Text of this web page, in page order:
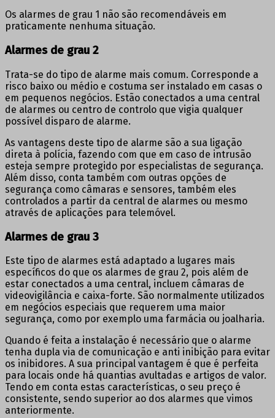
Os alarmes de grau 1 não são recomendáveis em
praticamente nenhuma situação.
Alarmes de grau 2
Trata-se do tipo de alarme mais comum. Corresponde a
risco baixo ou médio e costuma ser instalado em casas o
em pequenos negócios. Estão conectados a uma central
de alarmes ou centro de controlo que vigia qualquer
possível disparo de alarme.
As vantagens deste tipo de alarme são a sua ligação
direta à polícia, fazendo com que em caso de intrusão
esteja sempre protegido por especialistas de segurança.
Além disso, conta também com outras opções de
segurança como câmaras e sensores, também eles
controlados a partir da central de alarmes ou mesmo
através de aplicações para telemóvel.
Alarmes de grau 3
Este tipo de alarmes está adaptado a lugares mais
específicos do que os alarmes de grau 2, pois além de
estar conectados a uma central, incluem câmaras de
videovigilância e caixa-forte. São normalmente utilizados
em negócios especiais que requerem uma maior
segurança, como por exemplo uma farmácia ou joalharia.
Quando é feita a instalação é necessário que o alarme
tenha dupla via de comunicação e anti inibição para evitar
os inibidores. A sua principal vantagem é que é perfeita
para locais onde há quantias avultadas e artigos de valor.
Tendo em conta estas características, o seu preço é
consistente, sendo superior ao dos alarmes que vimos
anteriormente.